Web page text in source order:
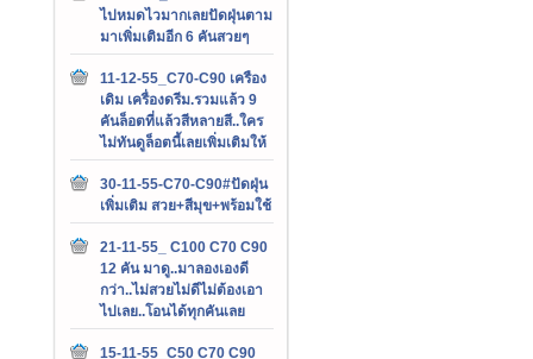
ไปหมดไวมากเลยปัดฝุ่นตาม
มาเพิ่มเติมอีก 6 คันสวยๆ
11-12-55_C70-C90 เครือง
เดิม เครื่องดรีม.รวมแล้ว 9
คันล็อตที่แล้วสีหลายสี..ใคร
ไม่ทันดูล็อตนี้เลยเพิ่มเติมให้
30-11-55-C70-C90#ปัดฝุ่น
เพิ่มเติม สวย+สีมุข+พร้อมใช้
21-11-55_ C100 C70 C90
12 คัน มาดู..มาลองเองดี
กว่า..ไม่สวยไม่ดีไม่ต้องเอา
ไปเลย..โอนได้ทุกคันเลย
15-11-55_C50 C70 C90